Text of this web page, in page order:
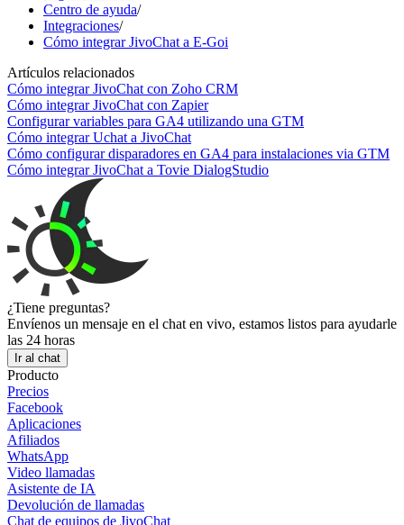
Centro de ayuda/
Integraciones/
Cómo integrar JivoChat a E-Goi
Artículos relacionados
Cómo integrar JivoChat con Zoho CRM
Cómo integrar JivoChat con Zapier
Configurar variables para GA4 utilizando una GTM
Cómo integrar Uchat a JivoChat
Cómo configurar disparadores en GA4 para instalaciones via GTM
Cómo integrar JivoChat a Tovie DialogStudio
¿Tiene preguntas?
Envíenos un mensaje en el chat en vivo, estamos listos para ayudarle
las 24 horas
Ir al chat
Producto
Precios
Facebook
Aplicaciones
Afiliados
WhatsApp
Video llamadas
Asistente de IA
Devolución de llamadas
Chat de equipos de JivoChat